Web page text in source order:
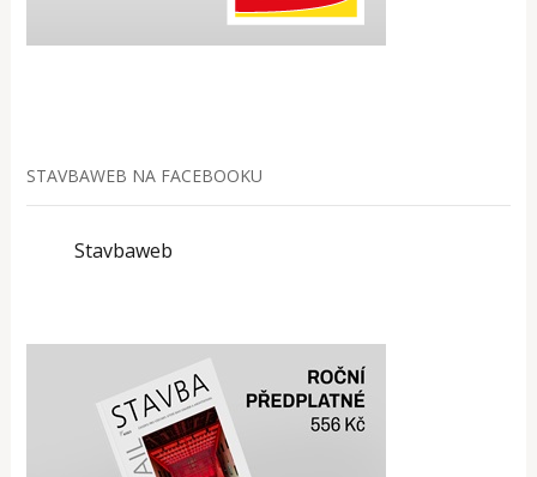
STAVBAWEB NA FACEBOOKU
Stavbaweb